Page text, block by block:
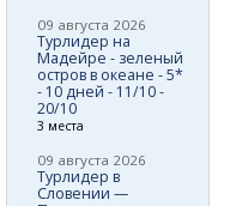
09 августа 2026
Турлидер на
Мадейре - зеленый
остров в океане - 5*
- 10 дней - 11/10 -
20/10
3 места
09 августа 2026
Турлидер в
Словении —